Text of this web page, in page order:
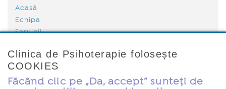
Acasă
Echipa
Servicii
Blog
Politica de Cookies
Contact
Clinica de Psihoterapie folosește
COOKIES
Făcând clic pe „Da, accept” sunteți de